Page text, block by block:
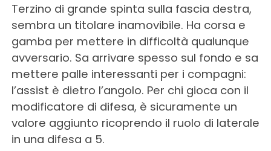
Terzino di grande spinta sulla fascia destra,
sembra un titolare inamovibile. Ha corsa e
gamba per mettere in difficoltà qualunque
avversario. Sa arrivare spesso sul fondo e sa
mettere palle interessanti per i compagni:
l’assist è dietro l’angolo. Per chi gioca con il
modificatore di difesa, è sicuramente un
valore aggiunto ricoprendo il ruolo di laterale
in una difesa a 5.